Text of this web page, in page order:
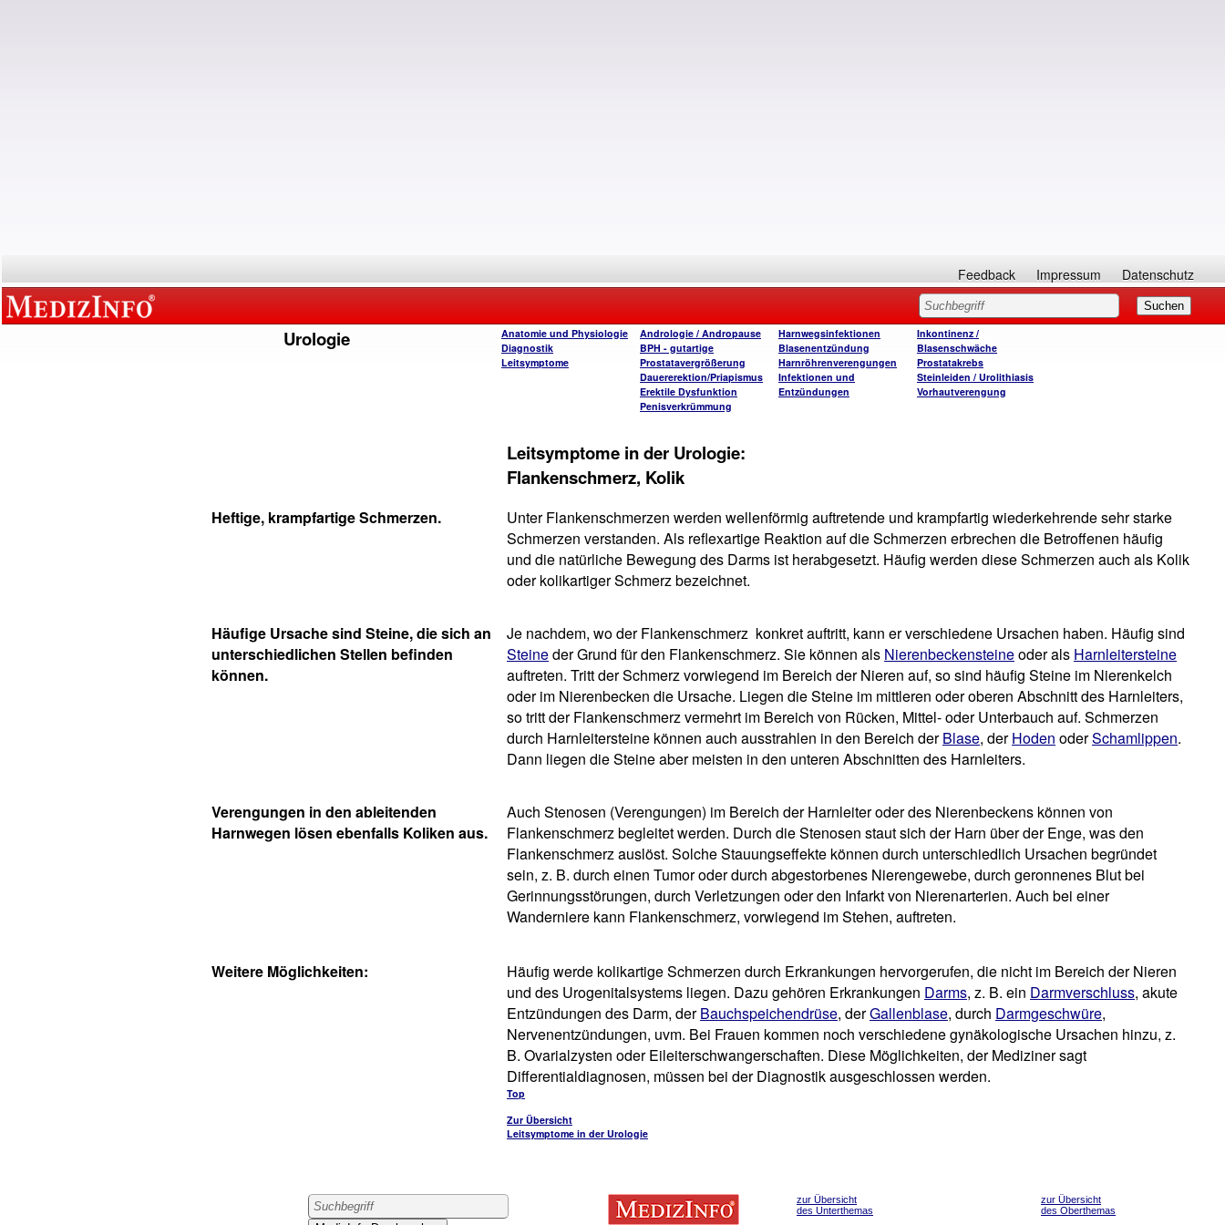
Feedback Impressum Datenschutz
Urologie
Anatomie und Physiologie
Diagnostik
Leitsymptome
Andrologie / Andropause
BPH - gutartige
Prostatavergrößerung
Dauererektion/Priapismus
Erektile Dysfunktion
Penisverkrümmung
Harnwegsinfektionen
Blasenentzündung
Harnröhrenverengungen
Infektionen und
Entzündungen
Inkontinenz /
Blasenschwäche
Prostatakrebs
Steinleiden / Urolithiasis
Vorhautverengung
Leitsymptome in der Urologie:
Flankenschmerz, Kolik
Heftige, krampfartige Schmerzen.
Unter Flankenschmerzen werden wellenförmig auftretende und krampfartig wiederkehrende sehr starke
Schmerzen verstanden. Als reflexartige Reaktion auf die Schmerzen erbrechen die Betroffenen häufig
und die natürliche Bewegung des Darms ist herabgesetzt. Häufig werden diese Schmerzen auch als Kolik
oder kolikartiger Schmerz bezeichnet.
Häufige Ursache sind Steine, die sich an
unterschiedlichen Stellen befinden
können.
Je nachdem, wo der Flankenschmerz konkret auftritt, kann er verschiedene Ursachen haben. Häufig sind
Steineder Grund für den Flankenschmerz. Sie können als Nierenbeckensteineoder als Harnleitersteine
auftreten. Tritt der Schmerz vorwiegend im Bereich der Nieren auf, so sind häufig Steine im Nierenkelch
oder im Nierenbecken die Ursache. Liegen die Steine im mittleren oder oberen Abschnitt des Harnleiters,
so tritt der Flankenschmerz vermehrt im Bereich von Rücken, Mittel- oder Unterbauch auf. Schmerzen
durch Harnleitersteine können auch ausstrahlen in den Bereich derBlase, derHoden oderSchamlippen.
Dann liegen die Steine aber meisten in den unteren Abschnitten des Harnleiters.
Verengungen in den ableitenden
Harnwegen lösen ebenfalls Koliken aus.
Auch Stenosen (Verengungen) im Bereich der Harnleiter oder des Nierenbeckens können von
Flankenschmerz begleitet werden. Durch die Stenosen staut sich der Harn über der Enge, was den
Flankenschmerz auslöst. Solche Stauungseffekte können durch unterschiedlich Ursachen begründet
sein, z. B. durch einen Tumor oder durch abgestorbenes Nierengewebe, durch geronnenes Blut bei
Gerinnungsstörungen, durch Verletzungen oder den Infarkt von Nierenarterien. Auch bei einer
Wanderniere kann Flankenschmerz, vorwiegend im Stehen, auftreten.
Weitere Möglichkeiten:
Häufig werde kolikartige Schmerzen durch Erkrankungen hervorgerufen, die nicht im Bereich der Nieren
und des Urogenitalsystems liegen. Dazu gehören Erkrankungen Darms, z. B. ein Darmverschluss, akute
Entzündungen des Darm, derBauchspeichendrüse, derGallenblase, durch Darmgeschwüre,
Nervenentzündungen, uvm. Bei Frauen kommen noch verschiedene gynäkologische Ursachen hinzu, z.
B. Ovarialzysten oder Eileiterschwangerschaften. Diese Möglichkeiten, der Mediziner sagt
Differentialdiagnosen, müssen bei der Diagnostik ausgeschlossen werden.
Top
Zur Übersicht
Leitsymptome in der Urologie
zur Übersicht
des Unterthemas
zur Übersicht
des Oberthemas